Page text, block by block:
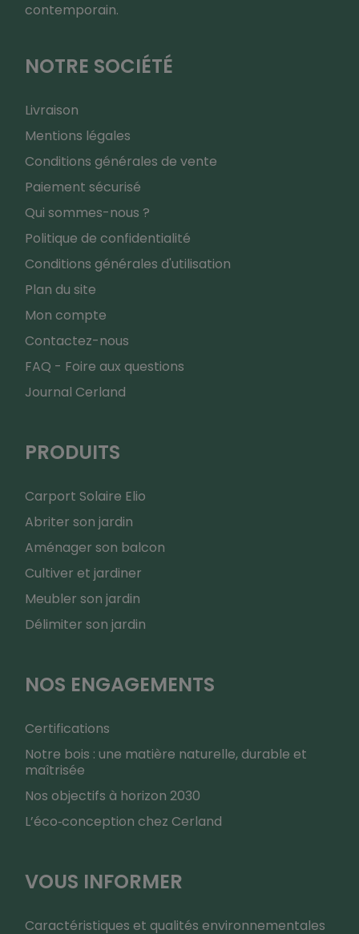
contemporain.
NOTRE SOCIÉTÉ
Livraison
Mentions légales
Conditions générales de vente
Paiement sécurisé
Qui sommes-nous ?
Politique de confidentialité
Conditions générales d'utilisation
Plan du site
Mon compte
Contactez-nous
FAQ - Foire aux questions
Journal Cerland
PRODUITS
Carport Solaire Elio
Abriter son jardin
Aménager son balcon
Cultiver et jardiner
Meubler son jardin
Délimiter son jardin
NOS ENGAGEMENTS
Certifications
Notre bois : une matière naturelle, durable et
maîtrisée
Nos objectifs à horizon 2030
L’éco‑conception chez Cerland
VOUS INFORMER
Caractéristiques et qualités environnementales